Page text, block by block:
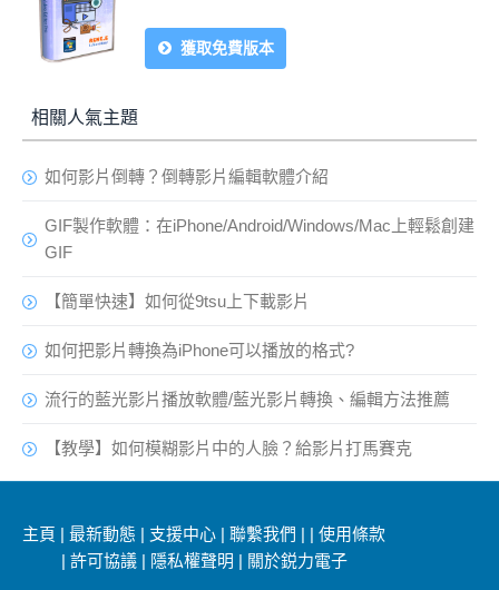
獲取免費版本
相關人氣主題
如何影片倒轉？倒轉影片編輯軟體介紹
GIF製作軟體：在iPhone/Android/Windows/Mac上輕鬆創建
GIF
【簡單快速】如何從9tsu上下載影片
如何把影片轉換為iPhone可以播放的格式?
流行的藍光影片播放軟體/藍光影片轉換、編輯方法推薦
【教學】如何模糊影片中的人臉？給影片打馬賽克
主頁 |最新動態 | 支援中心 |聯繫我們 | |使用條款
| 許可協議| 隱私權聲明 | 關於鋭力電子